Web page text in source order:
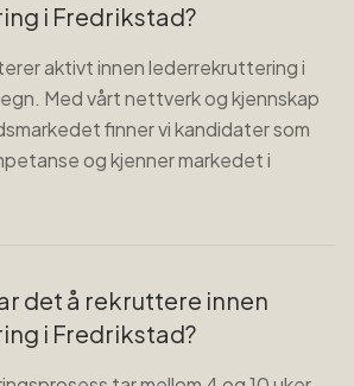
i Fredrikstad?
aktivt innen lederrekruttering i
Med vårt nettverk og kjennskap
finner vi kandidater som
og kjenner markedet i
det å rekruttere innen
i Fredrikstad?